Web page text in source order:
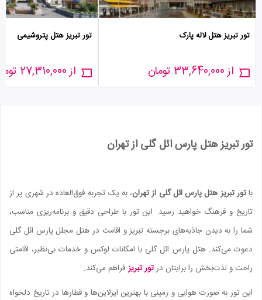
تور تبریز هتل لاله پارک
از 33,640,000 تومان
تور تبریز هتل پتروشیمی
از 27,310,000 تومان
تور تبریز هتل پارس ائل گلی از تهران
باتور تبریز هتل پارس ائل گلی از تهران، به یک تجربه فوق‌العاده در شهری پر از
تاریخ و فرهنگ خواهید رسید. این تور با طراحی دقیق و برنامه‌ریزی مناسب،
شما را به دیدن جاذبه‌های برجسته تبریز و اقامت در هتل مجلل پارس ائل گلی
دعوت می‌کند. هتل پارس ائل گلی با امکانات لوکس و خدمات بی‌نظیر، اقامتی
راحت و لذت‌بخش را برایتان درتور تبریزفراهم می‌کند.
این تور به صورت هوایی و زمینی با بهترین ایرلاین‌ها و قطارها در تاریخ دلخواه